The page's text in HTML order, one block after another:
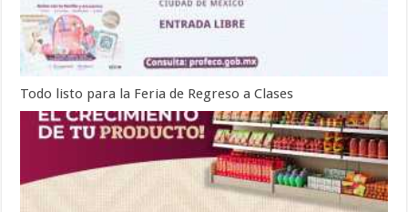
Todo listo para la Feria de Regreso a Clases